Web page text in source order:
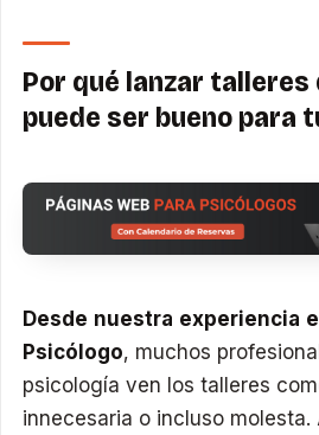
Por qué lanzar talleres
puede ser bueno para
Desde nuestra experiencia
Psicólogo, muchos
psicología ven los talleres
innecesaria o incluso molesta.